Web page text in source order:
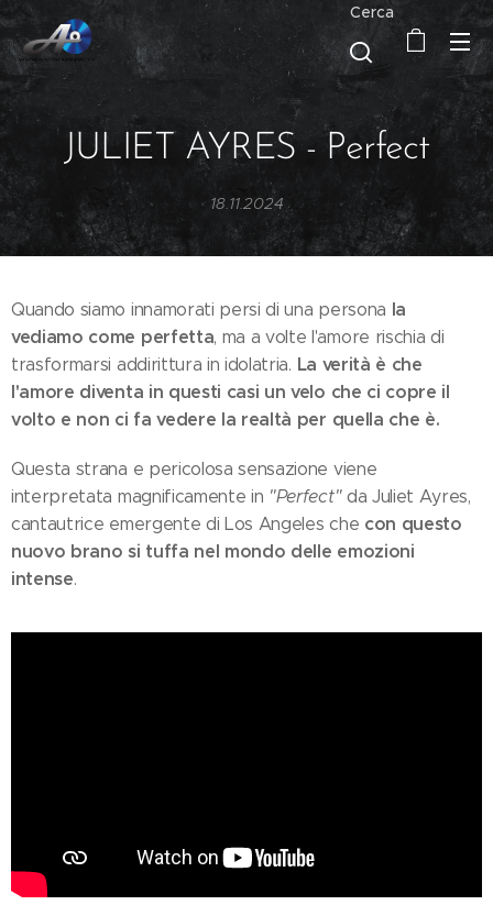
Cerca
JULIET AYRES - Perfect
18.11.2024
Quando siamo innamorati persi di una persona la
vediamo come perfetta, ma a volte l'amore rischia di
trasformarsi addirittura in idolatria. La verità è che
l'amore diventa in questi casi un velo che ci copre il
volto e non ci fa vedere la realtà per quella che è.
Questa strana e pericolosa sensazione viene
interpretata magnificamente in "Perfect"da Juliet Ayres,
cantautrice emergente di Los Angeles che con questo
nuovo brano si tuffa nel mondo delle emozioni
intense.